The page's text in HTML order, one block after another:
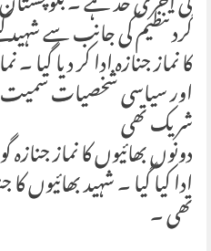
گرد تنظیم کی جانب سے
کا نماز جنازہ ادا کر دیا گیا
اور سیاسی شخصیات سمیت
شریک تھی
دونوں بھائیوں کا نماز جنازہ
ادا کیا گیا ۔ شہید بھائیوں
تھی ۔